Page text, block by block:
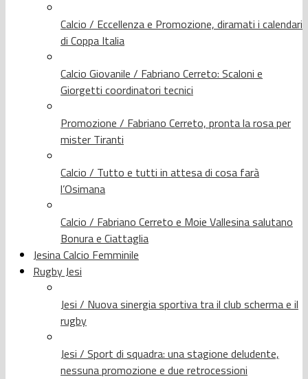
Calcio / Eccellenza e Promozione, diramati i calendari
di Coppa Italia
Calcio Giovanile / Fabriano Cerreto: Scaloni e
Giorgetti coordinatori tecnici
Promozione / Fabriano Cerreto, pronta la rosa per
mister Tiranti
Calcio / Tutto e tutti in attesa di cosa farà
l’Osimana
Calcio / Fabriano Cerreto e Moie Vallesina salutano
Bonura e Ciattaglia
Jesina Calcio Femminile
Rugby Jesi
Jesi / Nuova sinergia sportiva tra il club scherma e il
rugby
Jesi / Sport di squadra: una stagione deludente,
nessuna promozione e due retrocessioni